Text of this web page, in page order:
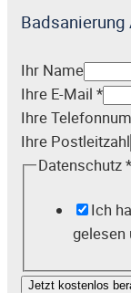
Badsanierung
Ihr Name
Ihre E-Mail *
Ihre
Ihre Postleitzahl
Datenschutz*
Ich
gelesen
Jetzt kostenlos